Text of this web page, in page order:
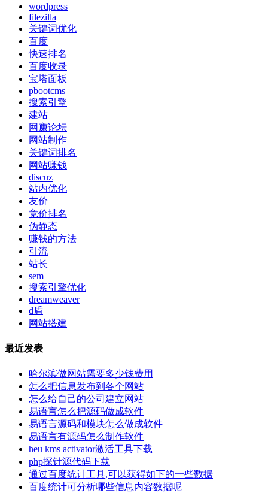
wordpress
filezilla
关键词优化
百度
快速排名
百度收录
宝塔面板
pbootcms
搜索引擎
建站
网赚论坛
网站制作
关键词排名
网站赚钱
discuz
站内优化
友价
竞价排名
伪静态
赚钱的方法
引流
站长
sem
搜索引擎优化
dreamweaver
d盾
网站搭建
最近发表
哈尔滨做网站需要多少钱费用
怎么把信息发布到各个网站
怎么给自己的公司建立网站
易语言怎么把源码做成软件
易语言源码和模块怎么做成软件
易语言有源码怎么制作软件
heu kms activator激活工具下载
php探针源代码下载
通过百度统计工具,可以获得如下的一些数据
百度统计可分析哪些信息内容数据呢